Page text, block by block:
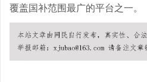
覆盖国补范围最广的平台之一。